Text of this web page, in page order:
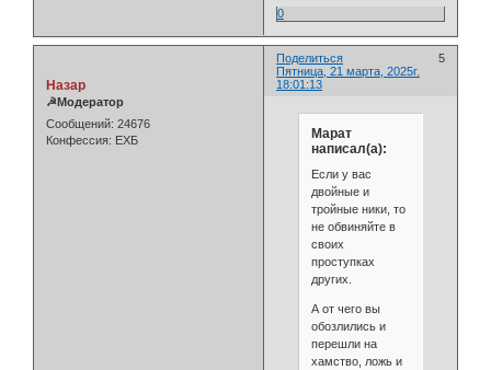
0
Поделиться
5
Пятница, 21 марта, 2025г.
18:01:13
Назар
☭Модератор
Сообщений: 24676
Конфессия: ЕХБ
Марат
написал(а):
Если у вас
двойные и
тройные ники, то
не обвиняйте в
своих
проступках
других.
А от чего вы
обозлились и
перешли на
хамство, ложь и